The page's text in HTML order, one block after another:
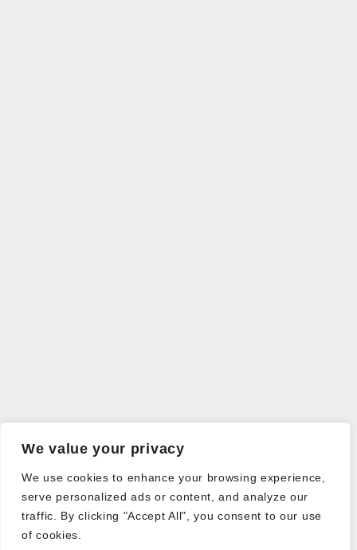
We value your privacy
We use cookies to enhance your browsing experience,
serve personalized ads or content, and analyze our
traffic. By clicking "Accept All", you consent to our use
of cookies.